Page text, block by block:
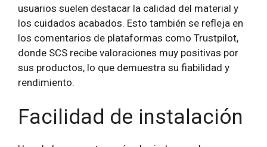
usuarios suelen destacar la calidad del material y
los cuidados acabados. Esto también se refleja en
los comentarios de plataformas como Trustpilot,
donde SCS recibe valoraciones muy positivas por
sus productos, lo que demuestra su fiabilidad y
rendimiento.
Facilidad de instalación